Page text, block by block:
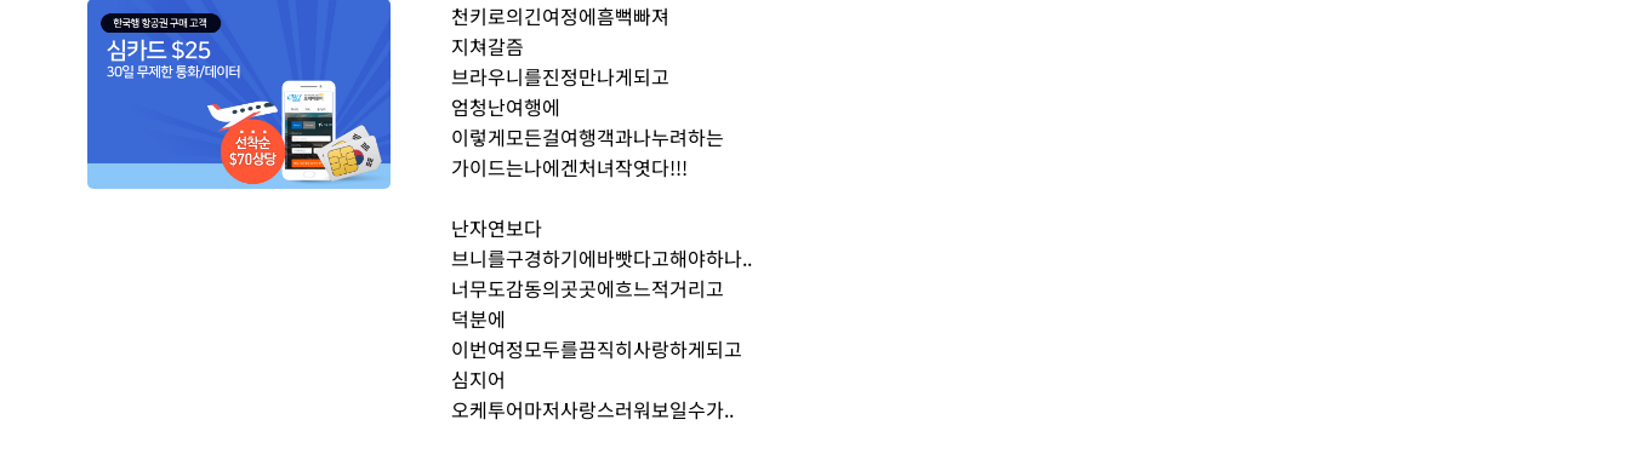
천키로의긴여정에흠뻑빠져
지쳐갈즘
브라우니를진정만나게되고
엄청난여행에
이렇게모든걸여행객과나누려하는
가이드는나에겐처녀작엿다!!!
난자연보다
브니를구경하기에바빳다고해야하나..
너무도감동의곳곳에흐느적거리고
덕분에
이번여정모두를끔직히사랑하게되고
심지어
오케투어마저사랑스러워보일수가..